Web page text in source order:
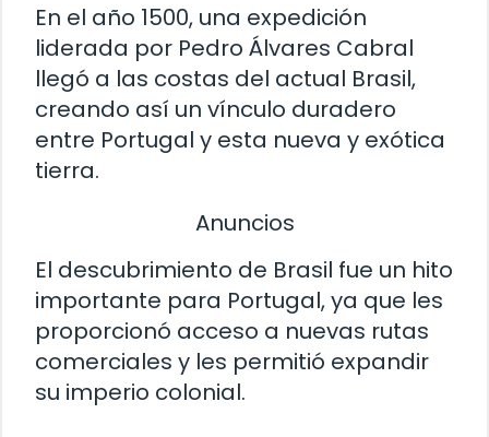
En el año 1500, una expedición
liderada por Pedro Álvares Cabral
llegó a las costas del actual Brasil,
creando así un vínculo duradero
entre Portugal y esta nueva y exótica
tierra.
Anuncios
El descubrimiento de Brasil fue un hito
importante para Portugal, ya que les
proporcionó acceso a nuevas rutas
comerciales y les permitió expandir
su imperio colonial.